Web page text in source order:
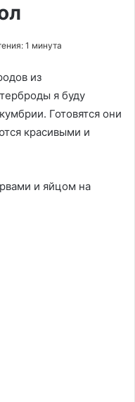
1 минута
из
я буду
Готовятся они
красивыми и